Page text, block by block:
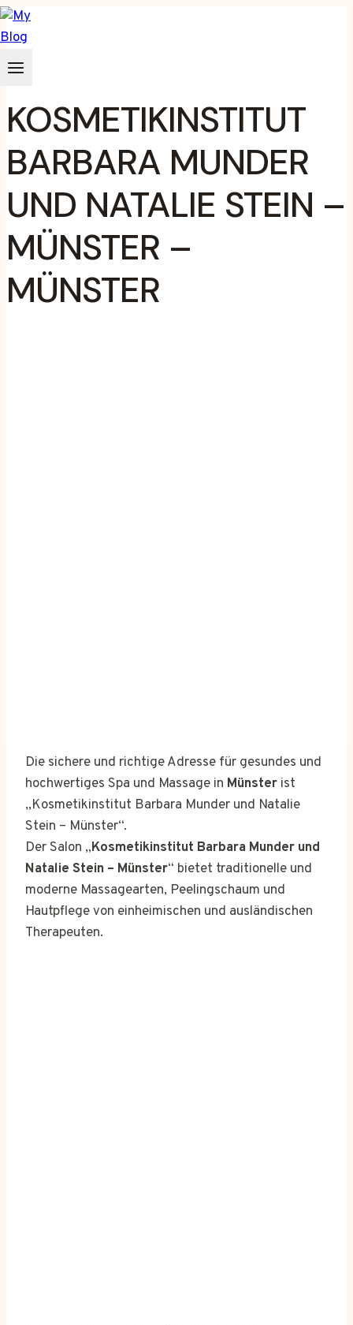
Zum
Inhalt
springen
KOSMETIKINSTITUT
BARBARA MUNDER
UND NATALIE STEIN –
MÜNSTER –
MÜNSTER
Die sichere und richtige Adresse für gesundes und
hochwertiges Spa und Massage in Münster ist
„Kosmetikinstitut Barbara Munder und Natalie
Stein – Münster“.
Der Salon „Kosmetikinstitut Barbara Munder und
Natalie Stein – Münster“ bietet traditionelle und
moderne Massagearten, Peelingschaum und
Hautpflege von einheimischen und ausländischen
Therapeuten.